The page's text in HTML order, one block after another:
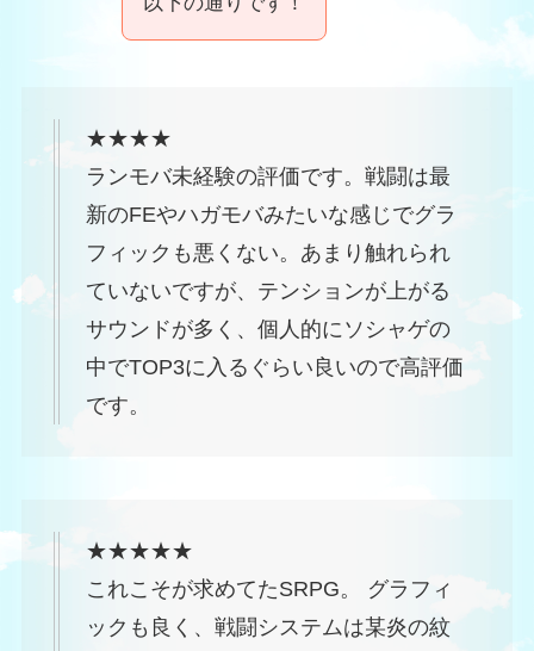
★★★★
ランモバ未経験の評価です。戦闘は最
新のFEやハガモバみたいな感じでグラ
フィックも悪くない。あまり触れられ
ていないですが、テンションが上がる
サウンドが多く、個人的にソシャゲの
中でTOP3に入るぐらい良いので高評価
です。
★★★★★
これこそが求めてたSRPG。 グラフィ
ックも良く、戦闘システムは某炎の紋